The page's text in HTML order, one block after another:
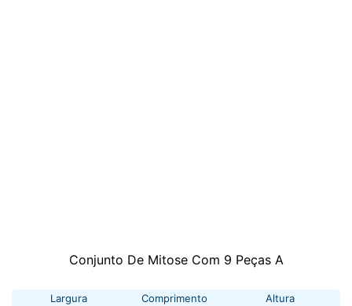
Conjunto De Mitose Com 9 Peças A
Largura Comprimento Altura